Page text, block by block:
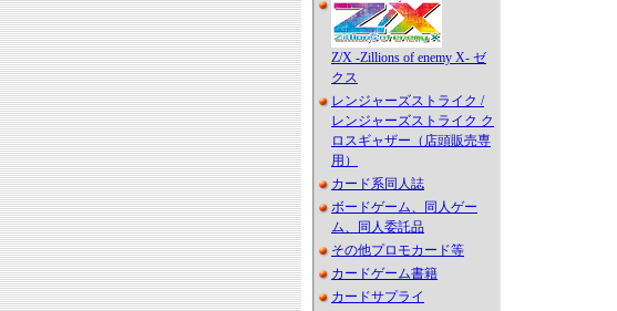
Z/X -Zillions of enemy X- ゼ
クス
レンジャーズストライク /
レンジャーズストライク ク
ロスギャザー（店頭販売専
用）
カード系同人誌
ボードゲーム、同人ゲー
ム、同人委託品
その他プロモカード等
カードゲーム書籍
カードサプライ